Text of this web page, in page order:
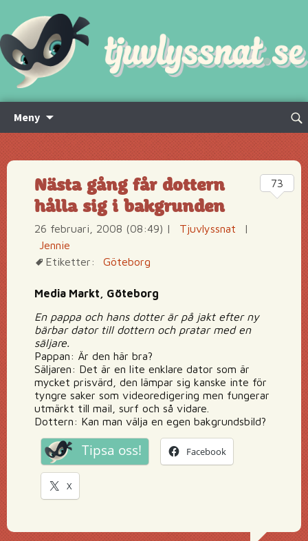
Meny
innehåll
Sök
Nästa gång får dottern
hålla sig i bakgrunden
26 februari, 2008 (08:49) | Tjuvlyssnat
|
Jennie
Etiketter:
Göteborg
Media Markt, Göteborg
En pappa och hans dotter är på jakt efter ny
bärbar dator till dottern och pratar med en
säljare.
Pappan: Är den här bra?
Säljaren: Det är en lite enklare dator som är
mycket prisvärd, den lämpar sig kanske inte för
tyngre saker som videoredigering men fungerar
utmärkt till mail, surf och så vidare.
Dottern: Kan man välja en egen bakgrundsbild?
Tipsa oss! Facebook
X
73